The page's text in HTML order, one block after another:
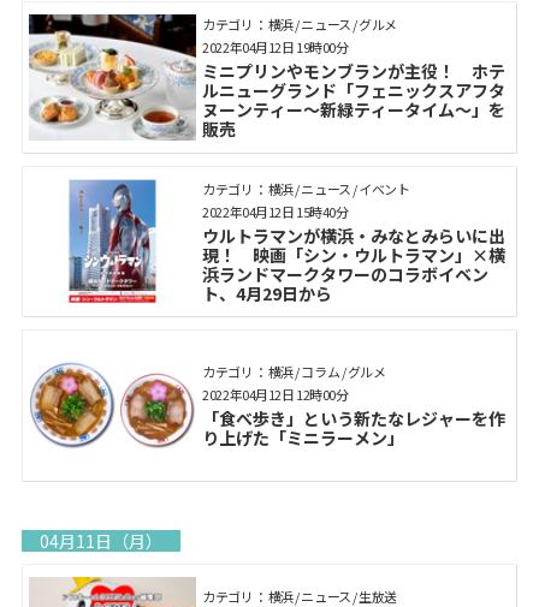
カテゴリ： 横浜 / ニュース / グルメ
ミニプリンやモンブランが主役！ ホテ
ルニューグランド「フェニックスアフタ
ヌーンティー～新緑ティータイム～」を
販売
2022年04月12日 19時00分
カテゴリ： 横浜 / ニュース / イベント
ウルトラマンが横浜・みなとみらいに出
現！ 映画「シン・ウルトラマン」×横
浜ランドマークタワーのコラボイベン
ト、4月29日から
2022年04月12日 15時40分
カテゴリ： 横浜 / コラム / グルメ
「食べ歩き」という新たなレジャーを作
り上げた「ミニラーメン」
2022年04月12日 12時00分
04月11日（月）
カテゴリ： 横浜 / ニュース / 生放送